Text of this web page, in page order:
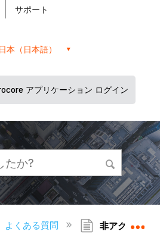
サポート
本（日本語）
アプリケーション ログイン
層を展開/折りたたむ
よくある質問 非アクティブ